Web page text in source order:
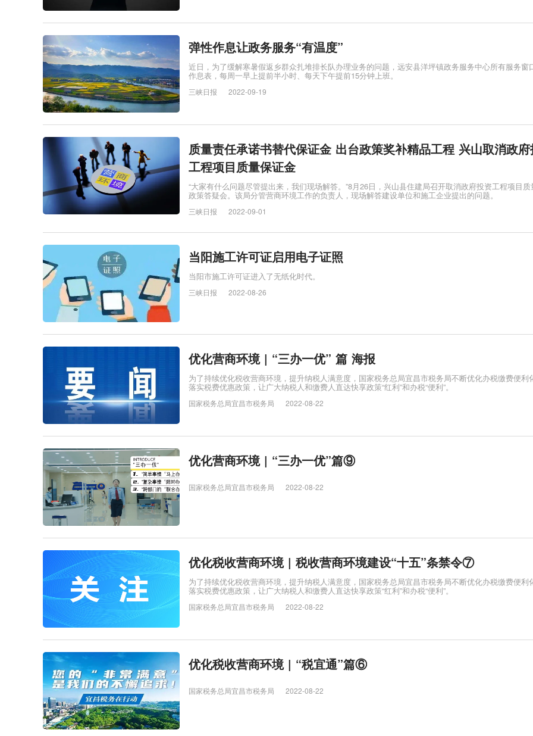
弹性作息让政务服务“有温度”
近日，为了缓解寒暑假返乡群众扎堆排长队办理业务的问题，远安县洋坪镇政务服务中心所有服务窗
作息表，每周一早上提前半小时、每天下午提前15分钟上班。
三峡日报 2022-09-19
质量责任承诺书替代保证金 出台政策奖补精品工程 兴山取消政
工程项目质量保证金
“大家有什么问题尽管提出来，我们现场解答。”8月26日，兴山县住建局召开取消政府投资工程项目质
政策答疑会。该局分管营商环境工作的负责人，现场解答建设单位和施工企业提出的问题。
三峡日报 2022-09-01
当阳施工许可证启用电子证照
当阳市施工许可证进入了无纸化时代。
三峡日报 2022-08-26
优化营商环境 | “三办一优” 篇 海报
为了持续优化税收营商环境，提升纳税人满意度，国家税务总局宜昌市税务局不断优化办税缴费便利
落实税费优惠政策，让广大纳税人和缴费人直达快享政策“红利”和办税“便利”。
国家税务总局宜昌市税务局 2022-08-22
优化营商环境 | “三办一优”篇⑨
国家税务总局宜昌市税务局 2022-08-22
优化税收营商环境 | 税收营商环境建设“十五”条禁令⑦
为了持续优化税收营商环境，提升纳税人满意度，国家税务总局宜昌市税务局不断优化办税缴费便利
落实税费优惠政策，让广大纳税人和缴费人直达快享政策“红利”和办税“便利”。
国家税务总局宜昌市税务局 2022-08-22
优化税收营商环境 | “税宜通”篇⑥
国家税务总局宜昌市税务局 2022-08-22